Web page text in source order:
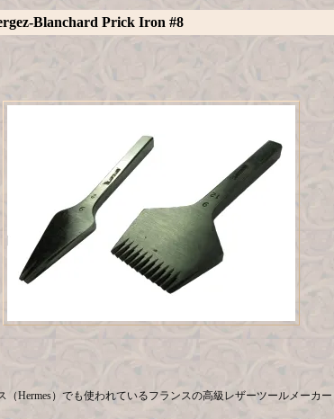
Blanchard Prick Iron #8
（Hermes）でも使われているフランスの高級レザーツールメーカ